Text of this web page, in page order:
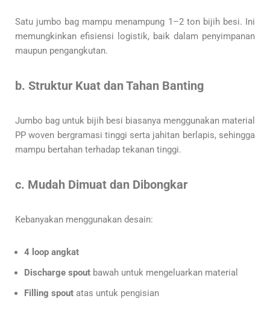
Satu jumbo bag mampu menampung 1–2 ton bijih besi. Ini
memungkinkan efisiensi logistik, baik dalam penyimpanan
maupun pengangkutan.
b. Struktur Kuat dan Tahan Banting
Jumbo bag untuk bijih besi biasanya menggunakan material
PP woven bergramasi tinggi serta jahitan berlapis, sehingga
mampu bertahan terhadap tekanan tinggi.
c. Mudah Dimuat dan Dibongkar
Kebanyakan menggunakan desain:
4 loop angkat
Discharge spout bawah untuk mengeluarkan material
Filling spout atas untuk pengisian